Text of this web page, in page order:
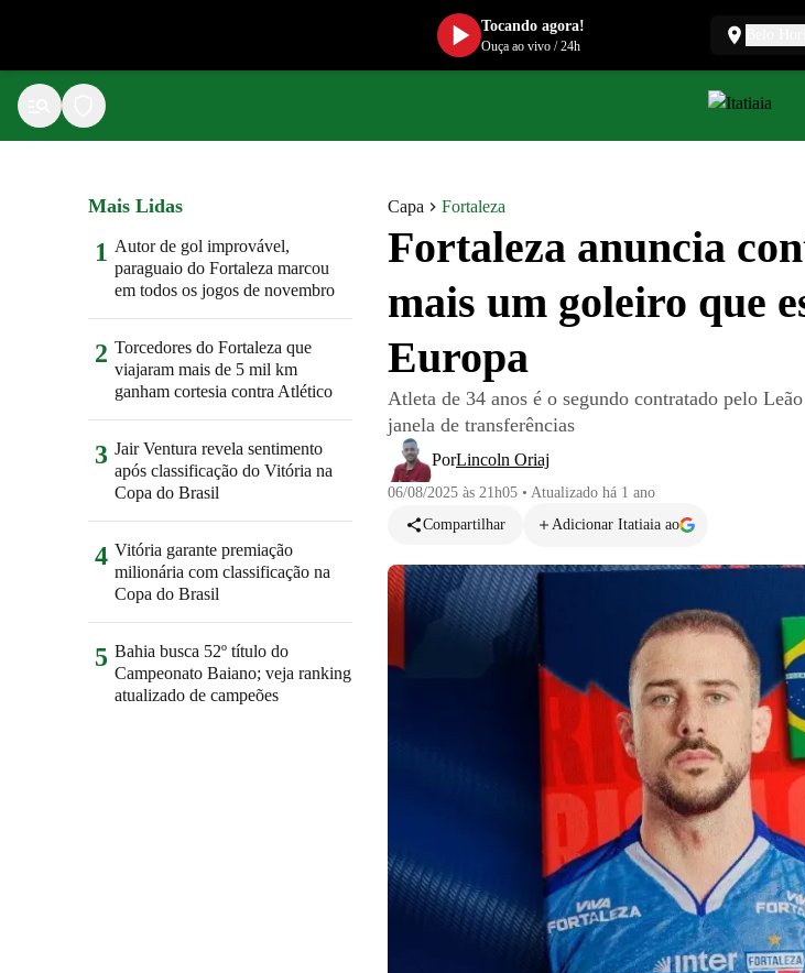
Capa Fortaleza
Fortaleza anuncia
mais um goleiro que
Europa
Atleta de 34 anos é o segundo contratado pelo
janela de transferências
PorLincoln Oriaj
06/08/2025 às 21h05 • Atualizado há 1 ano
Compartilhar
Adicionar Itatiaia ao
Mais Lidas
1 Autor de gol improvável,
paraguaio do Fortaleza marcou
em todos os jogos de novembro
2 Torcedores do Fortaleza que
viajaram mais de 5 mil km
ganham cortesia contra Atlético
3 Jair Ventura revela sentimento
após classificação do Vitória na
Copa do Brasil
4 Vitória garante premiação
milionária com classificação na
Copa do Brasil
5 Bahia busca 52º título do
Campeonato Baiano; veja ranking
atualizado de campeões
Tocando agora!
Ouça ao vivo/24h